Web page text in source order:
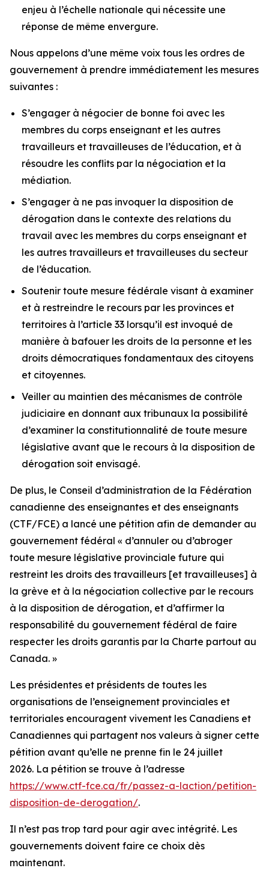
enjeu à l’échelle nationale qui nécessite une
réponse de même envergure.
Nous appelons d’une même voix tous les ordres de
gouvernement à prendre immédiatement les mesures
suivantes :
S’engager à négocier de bonne foi avec les
membres du corps enseignant et les autres
travailleurs et travailleuses de l’éducation, et à
résoudre les conflits par la négociation et la
médiation.
S’engager à ne pas invoquer la disposition de
dérogation dans le contexte des relations du
travail avec les membres du corps enseignant et
les autres travailleurs et travailleuses du secteur
de l’éducation.
Soutenir toute mesure fédérale visant à examiner
et à restreindre le recours par les provinces et
territoires à l’article 33 lorsqu’il est invoqué de
manière à bafouer les droits de la personne et les
droits démocratiques fondamentaux des citoyens
et citoyennes.
Veiller au maintien des mécanismes de contrôle
judiciaire en donnant aux tribunaux la possibilité
d’examiner la constitutionnalité de toute mesure
législative avant que le recours à la disposition de
dérogation soit envisagé.
De plus, le Conseil d’administration de la Fédération
canadienne des enseignantes et des enseignants
(CTF/FCE) a lancé une pétition afin de demander au
gouvernement fédéral « d’annuler ou d’abroger
toute mesure législative provinciale future qui
restreint les droits des travailleurs [et travailleuses] à
la grève et à la négociation collective par le recours
à la disposition de dérogation, et d’affirmer la
responsabilité du gouvernement fédéral de faire
respecter les droits garantis par la Charte partout au
Canada. »
Les présidentes et présidents de toutes les
organisations de l’enseignement provinciales et
territoriales encouragent vivement les Canadiens et
Canadiennes qui partagent nos valeurs à signer cette
pétition avant qu’elle ne prenne fin le 24 juillet
2026. La pétition se trouve à l’adresse
https://www.ctf-fce.ca/fr/passez-a-laction/petition-
disposition-de-derogation/.
Il n’est pas trop tard pour agir avec intégrité. Les
gouvernements doivent faire ce choix dès
maintenant.